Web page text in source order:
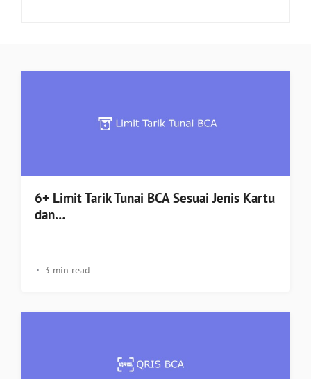
6+ Limit Tarik Tunai BCA Sesuai Jenis Kartu
dan…
3 min read